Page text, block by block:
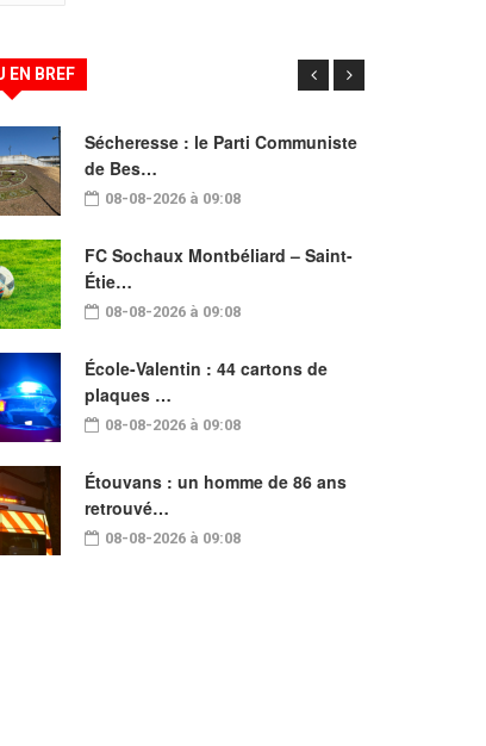
EN BREF
Sécheresse : le Parti Communiste
de Bes…
08-08-2026 à 09:08
FC Sochaux Montbéliard – Saint-
Étie…
08-08-2026 à 09:08
École-Valentin : 44 cartons de
plaques …
08-08-2026 à 09:08
Étouvans : un homme de 86 ans
retrouvé…
08-08-2026 à 09:08